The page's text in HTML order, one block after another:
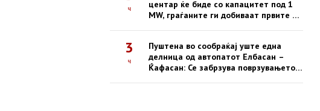
ч
центар ќе биде со капацитет под 1
MW, граѓаните ги добиваат првите е-
3
ч
Пуштена во сообраќај уште една
делница од автопатот Елбасан –
Ќафасан: Се забрзува поврзувањето